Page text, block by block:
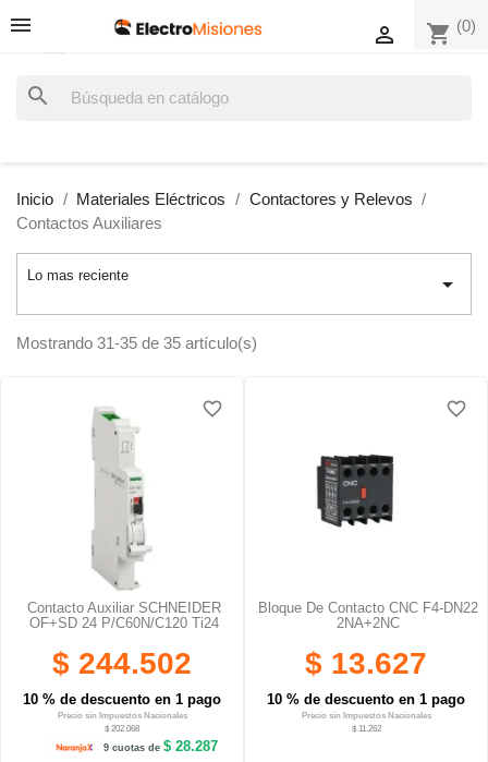
shopping_cart (0)

search
Inicio Materiales Eléctricos
Contactores y Relevos
Contactos Auxiliares
Lo mas reciente 
Mostrando 31-35 de 35 artículo(s)
Contacto Auxiliar SCHNEIDER
OF+SD 24 P/C60N/C120 Ti24
$ 244.502
10 % de descuento en 1 pago
Precio sin Impuestos Nacionales
$ 202.068
9 cuotas de$ 28.287
favorite_border
favorite_border
favorite_border
Bloque De Contacto CNC F4-DN22
2NA+2NC
$ 13.627
10 % de descuento en 1 pago
Precio sin Impuestos Nacionales
$ 11.262
favorite_border
favorite_border
favorite_border